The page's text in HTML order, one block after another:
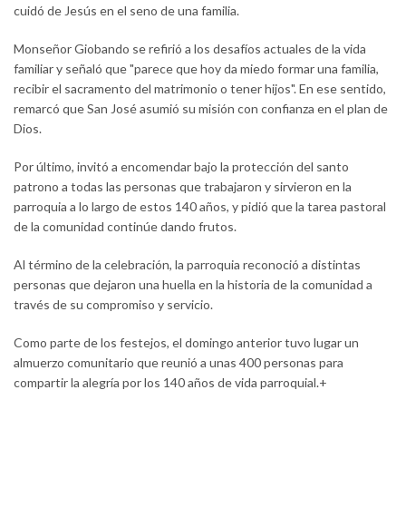
cuidó de Jesús en el seno de una familia.
Monseñor Giobando se refirió a los desafíos actuales de la vida
familiar y señaló que "parece que hoy da miedo formar una familia,
recibir el sacramento del matrimonio o tener hijos". En ese sentido,
remarcó que San José asumió su misión con confianza en el plan de
Dios.
Por último, invitó a encomendar bajo la protección del santo
patrono a todas las personas que trabajaron y sirvieron en la
parroquia a lo largo de estos 140 años, y pidió que la tarea pastoral
de la comunidad continúe dando frutos.
Al término de la celebración, la parroquia reconoció a distintas
personas que dejaron una huella en la historia de la comunidad a
través de su compromiso y servicio.
Como parte de los festejos, el domingo anterior tuvo lugar un
almuerzo comunitario que reunió a unas 400 personas para
compartir la alegría por los 140 años de vida parroquial.+